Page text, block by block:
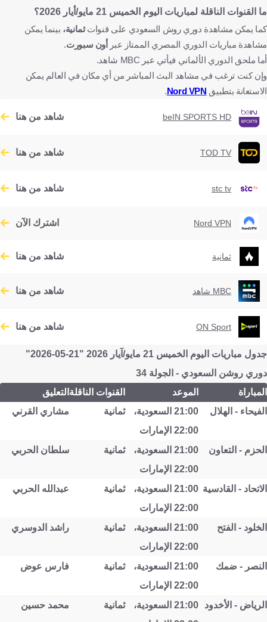
ما القنوات الناقلة لمباريات اليوم الخميس 21 مايو/أيار 2026؟
كما يمكن مشاهدة دوري روش السعودي على قنواتثمانية، بينما يمكن
مشاهدة مباريات الدوري المصري الممتاز عبر أون سبورت.
أما ملحق الدوري الألماني فيأتي عبر MBC شاهد.
وإن كنت ترغب في مشاهد البث المباشر من أي مكان في العالم يمكن
الاستعانة بتطبيق Nord VPN
.
beIN SPORTS HD شاهد من هنا
TOD TV شاهد من هنا
stc tv شاهد من هنا
Nord VPN اشترك الآن
ثمانية شاهد من هنا
MBC شاهد شاهد من هنا
ON Sport شاهد من هنا
جدول مباريات اليوم الخميس 21 مايو/آيار 2026 "21-05-2026"
دوري روشن السعودي - الجولة 34
المباراة
الموعد القنوات الناقلة التعليق
الفيحاء - الهلال
21:00 السعودية،
22:00 الإمارات
ثمانية مشاري القرني
الحزم - التعاون
21:00 السعودية،
22:00 الإمارات
ثمانية سلطان الحربي
الاتحاد - القادسية
21:00 السعودية،
22:00 الإمارات
ثمانية عبدالله الحربي
الخلود - الفتح
21:00 السعودية،
22:00 الإمارات
ثمانية راشد الدوسري
النصر - ضمك
21:00 السعودية،
22:00 الإمارات
ثمانية فارس عوض
الرياض - الأخدود
21:00 السعودية،
ثمانية محمد حسين